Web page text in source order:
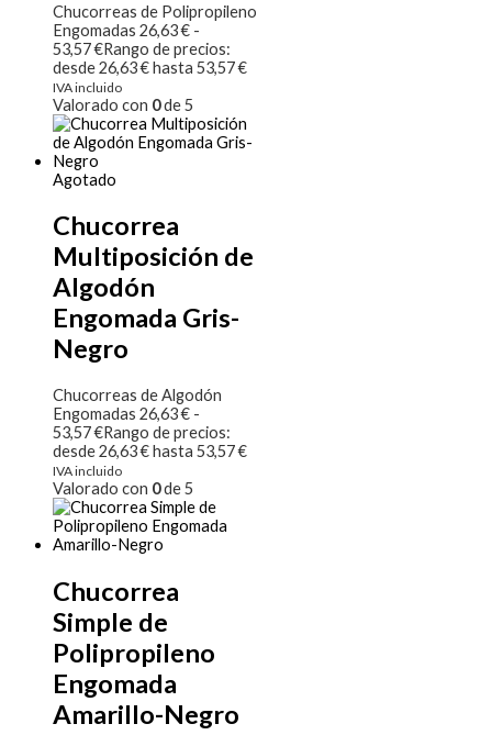
Chucorreas de Polipropileno
Engomadas 26,63€ -
53,57€Rango de precios:
desde 26,63 € hasta 53,57 €
IVA incluido
Valorado con 0de 5
Agotado
Chucorrea
Multiposición de
Algodón
Engomada Gris-
Negro
Chucorreas de Algodón
Engomadas 26,63€ -
53,57€Rango de precios:
desde 26,63 € hasta 53,57 €
IVA incluido
Valorado con 0de 5
Chucorrea
Simple de
Polipropileno
Engomada
Amarillo-Negro